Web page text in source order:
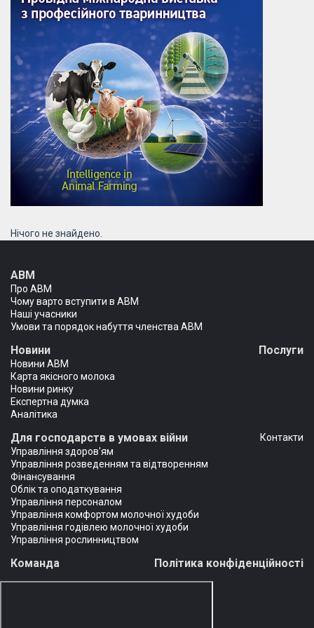
Нічого не знайдено.
АВМ
Про АВМ
Чому варто вступити в АВМ
Наші учасники
Умови та порядок набуття членства АВМ
Новини
Новини АВМ
Карта якісного молока
Новини ринку
Експертна думка
Аналітика
Послуги
Для господарств в умовах війни
Управління здоров'ям
Управління розведенням та відтворенням
Фінансування
Облік та оподаткування
Управління персоналом
Управління комфортом молочної худоби
Управління годівлею молочної худоби
Управління рослинництвом
Контакти
Команда Політика конфіденційності